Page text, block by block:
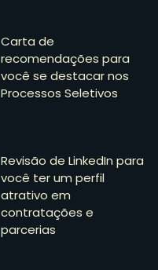
Carta de
recomendações para
você se destacar nos
Processos Seletivos
Revisão de LinkedIn para
você ter um perfil
atrativo em
contratações e
parcerias